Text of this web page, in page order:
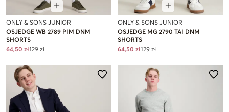
ONLY & SONS JUNIOR
OSJEDGE WB 2789 PIM DNM
SHORTS
64,50 zł129 zł
ONLY & SONS JUNIOR
OSJEDGE MG 2790 TAI DNM
SHORTS
64,50 zł129 zł